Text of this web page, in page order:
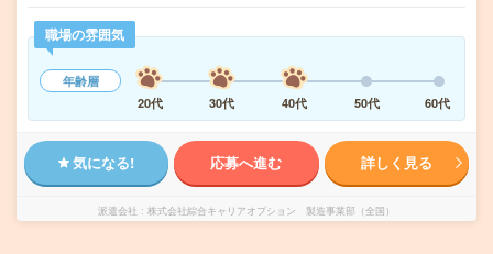
職場の雰囲気
年齢層
20代
30代 40代 50代 60代
気になる! 応募へ進む 詳しく見る
派遣会社 株式会社綜合キャリアオプション 製造事業部（全国）